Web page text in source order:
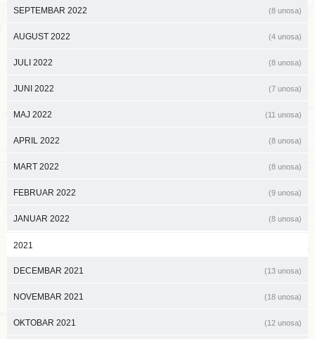
SEPTEMBAR 2022 (8 unosa)
AUGUST 2022 (4 unosa)
JULI 2022 (8 unosa)
JUNI 2022 (7 unosa)
MAJ 2022 (11 unosa)
APRIL 2022 (8 unosa)
MART 2022 (8 unosa)
FEBRUAR 2022 (9 unosa)
JANUAR 2022 (8 unosa)
2021
DECEMBAR 2021 (13 unosa)
NOVEMBAR 2021 (18 unosa)
OKTOBAR 2021 (12 unosa)